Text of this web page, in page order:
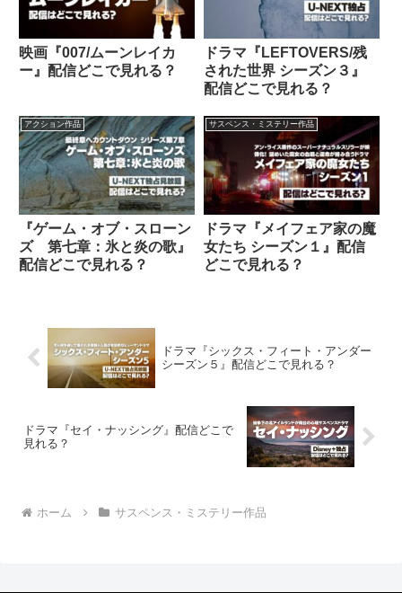
映画『007/ムーンレイカ
ー』配信どこで見れる？
ドラマ『LEFTOVERS/残
された世界 シーズン３』
配信どこで見れる？
アクション作品
『ゲーム・オブ・スローン
ズ 第七章：氷と炎の歌』
配信どこで見れる？
サスペンス・ミステリー作品
ドラマ『メイフェア家の魔
女たち シーズン１』配信
どこで見れる？
ドラマ『シックス・フィート・アンダー
シーズン５』配信どこで見れる？
ドラマ『セイ・ナッシング』配信どこで
見れる？
ホーム サスペンス・ミステリー作品